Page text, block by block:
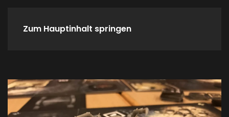
Zum Hauptinhalt springen
Home